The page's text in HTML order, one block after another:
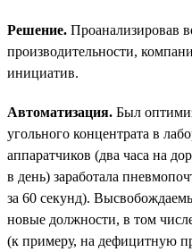
Решение. Проанализировав
производительности,
инициатив.
Автоматизация. Был
угольного концентрата в
аппаратчиков (два часа на
в день) заработала
за 60 секунд).
новые должности, в том
(к примеру, на дефицитную